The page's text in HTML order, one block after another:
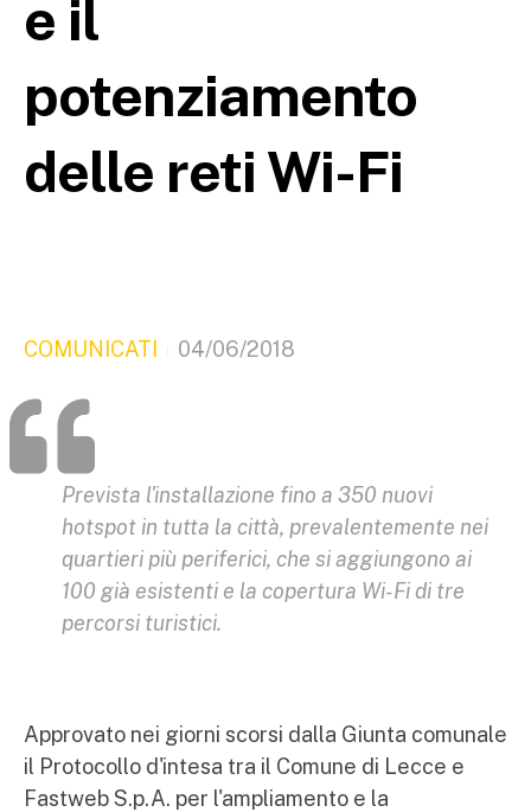
e il
potenziamento
delle reti Wi-Fi
COMUNICATI 04/06/2018
Prevista l'installazione fino a 350 nuovi
hotspot in tutta la città, prevalentemente nei
quartieri più periferici, che si aggiungono ai
100 già esistenti e la copertura Wi-Fi di tre
percorsi turistici.
Approvato nei giorni scorsi dalla Giunta comunale
il Protocollo d'intesa tra il Comune di Lecce e
Fastweb S.p.A. per l'ampliamento e la